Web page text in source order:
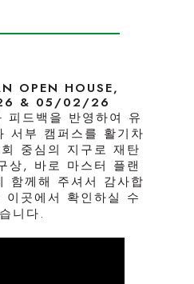
OPEN HOUSE,
& 05/02/26
피드백을 반영하여 유
서부 캠퍼스를 활기차
중심의 지구로 재탄
상, 바로 마스터 플랜
함께해 주셔서 감사합
곳에서 확인하실 수
니다.